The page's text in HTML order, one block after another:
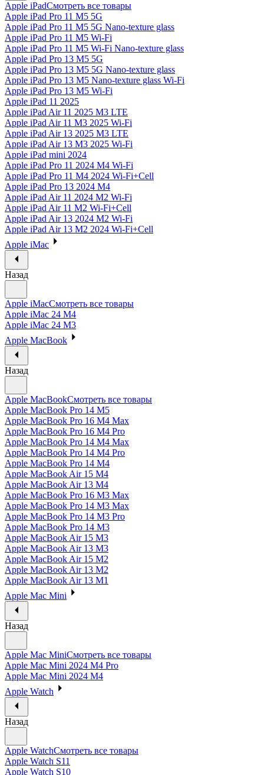
Apple iPadСмотреть все товары
Apple iPad Pro 11 M5 5G
Apple iPad Pro 11 M5 5G Nano-texture glass
Apple iPad Pro 11 M5 Wi-Fi
Apple iPad Pro 11 M5 Wi-Fi Nano-texture glass
Apple iPad Pro 13 M5 5G
Apple iPad Pro 13 M5 5G Nano-texture glass
Apple iPad Pro 13 M5 Nano-texture glass Wi-Fi
Apple iPad Pro 13 M5 Wi-Fi
Apple iPad 11 2025
Apple iPad Air 11 2025 M3 LTE
Apple iPad Air 11 M3 2025 Wi-Fi
Apple iPad Air 13 2025 M3 LTE
Apple iPad Air 13 M3 2025 Wi-Fi
Apple iPad mini 2024
Apple iPad Pro 11 2024 M4 Wi-Fi
Apple iPad Pro 11 M4 2024 Wi-Fi+Cell
Apple iPad Pro 13 2024 M4
Apple iPad Air 11 2024 M2 Wi-Fi
Apple iPad Air 11 M2 Wi-Fi+Cell
Apple iPad Air 13 2024 M2 Wi-Fi
Apple iPad Air 13 M2 2024 Wi-Fi+Cell
Apple iMac
Назад
Apple iMacСмотреть все товары
Apple iMac 24 M4
Apple iMac 24 M3
Apple MacBook
Назад
Apple MacBookСмотреть все товары
Apple MacBook Pro 14 M5
Apple MacBook Pro 16 M4 Max
Apple MacBook Pro 16 M4 Pro
Apple MacBook Pro 14 M4 Max
Apple MacBook Pro 14 M4 Pro
Apple MacBook Pro 14 M4
Apple MacBook Air 15 M4
Apple MacBook Air 13 M4
Apple MacBook Pro 16 M3 Max
Apple MacBook Pro 14 M3 Max
Apple MacBook Pro 14 M3 Pro
Apple MacBook Pro 14 M3
Apple MacBook Air 15 M3
Apple MacBook Air 13 M3
Apple MacBook Air 15 M2
Apple MacBook Air 13 M2
Apple MacBook Air 13 M1
Apple Mac Mini
Назад
Apple Mac MiniСмотреть все товары
Apple Mac Mini 2024 M4 Pro
Apple Mac Mini 2024 M4
Apple Watch
Назад
Apple WatchСмотреть все товары
Apple Watch S11
Apple Watch S10